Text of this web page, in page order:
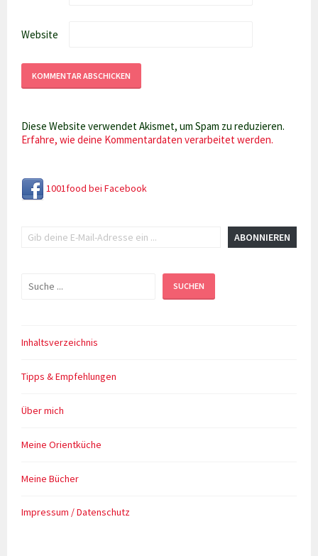
Website
Diese Website verwendet Akismet, um Spam zu reduzieren.
Erfahre, wie deine Kommentardaten verarbeitet werden.
1001food bei Facebook
ABONNIEREN
Suchen SUCHEN
Inhaltsverzeichnis
Tipps & Empfehlungen
Über mich
Meine Orientküche
Meine Bücher
Impressum / Datenschutz